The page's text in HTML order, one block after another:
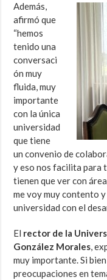
Además,
afirmó que
“hemos
tenido una
conversaci
ón muy
fluida, muy
importante
con la única
universidad
que tiene
un convenio de
y eso nos facilita para
tienen que ver con
me voy muy contento
universidad con el
El rector de la
González Morales,
muy importante. Si
preocupaciones en